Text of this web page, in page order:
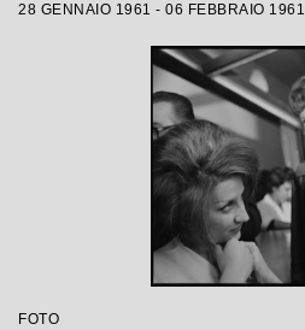
28 GENNAIO 1961 - 06 FEBBRAIO 1961
FOTO